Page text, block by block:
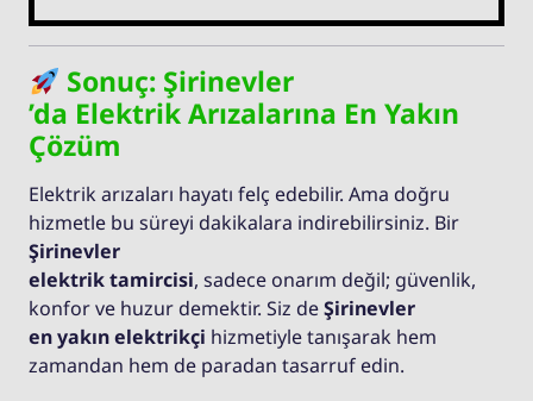
Sonuç: Şirinevler
’da Elektrik Arızalarına En Yakın
Çözüm
Elektrik arızaları hayatı felç edebilir. Ama doğru
hizmetle bu süreyi dakikalara indirebilirsiniz. Bir
Şirinevler
elektrik tamircisi, sadece onarım değil; güvenlik,
konfor ve huzur demektir. Siz deŞirinevler
en yakın elektrikçi hizmetiyle tanışarak hem
zamandan hem de paradan tasarruf edin.